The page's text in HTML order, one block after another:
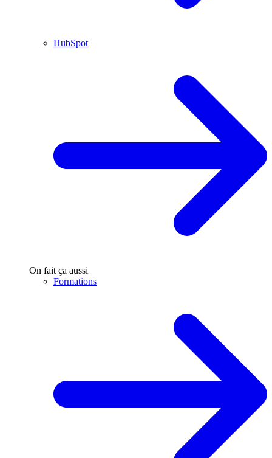
HubSpot
On fait ça aussi
Formations